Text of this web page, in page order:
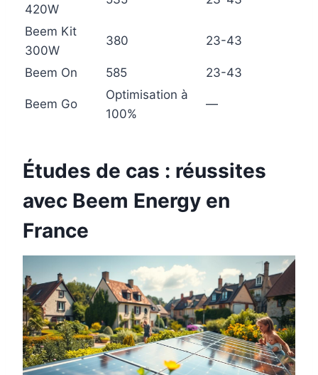
420W
Beem Kit
300W
380 23-43
Beem On 585 23-43
Beem Go
Optimisation à
100%
—
Études de cas : réussites
avec Beem Energy en
France